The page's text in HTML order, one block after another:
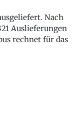
Nach
Auslieferungen
rechnet für das